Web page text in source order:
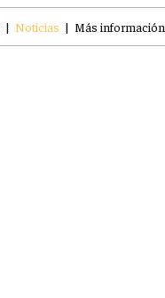
| Noticias | Más información